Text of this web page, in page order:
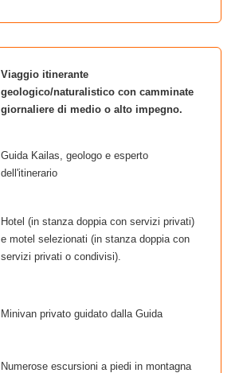
Viaggio itinerante
geologico/naturalistico con camminate
giornaliere di medio o alto impegno.
Guida Kailas, geologo e esperto
dell'itinerario
Hotel (in stanza doppia con servizi privati)
e motel selezionati (in stanza doppia con
servizi privati o condivisi).
Minivan privato guidato dalla Guida
Numerose escursioni a piedi in montagna